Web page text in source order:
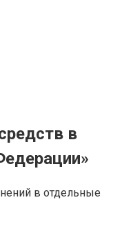
в
в отдельные